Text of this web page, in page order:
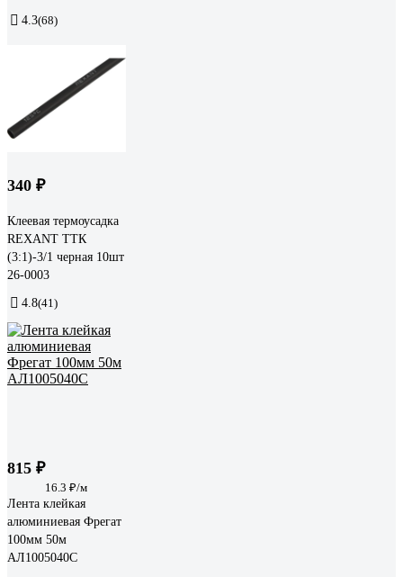
4.3(68)
340 ₽
Клеевая термоусадка
REXANT ТТК
(3:1)-3/1 черная 10шт
26-0003
4.8(41)
815 ₽
16.3 ₽/м
Лента клейкая
алюминиевая Фрегат
100мм 50м
АЛ1005040С